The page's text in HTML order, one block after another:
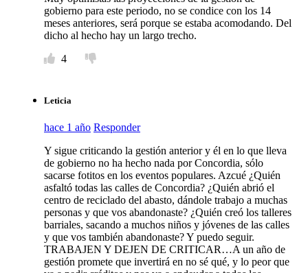
gobierno para este periodo, no se condice con los 14
meses anteriores, será porque se estaba acomodando. Del
dicho al hecho hay un largo trecho.
4
Leticia
hace 1 año Responder
Y sigue criticando la gestión anterior y él en lo que lleva
de gobierno no ha hecho nada por Concordia, sólo
sacarse fotitos en los eventos populares. Azcué ¿Quién
asfaltó todas las calles de Concordia? ¿Quién abrió el
centro de reciclado del abasto, dándole trabajo a muchas
personas y que vos abandonaste? ¿Quién creó los talleres
barriales, sacando a muchos niños y jóvenes de las calles
y que vos también abandonaste? Y puedo seguir.
TRABAJEN Y DEJEN DE CRITICAR…A un año de
gestión promete que invertirá en no sé qué, y lo peor que